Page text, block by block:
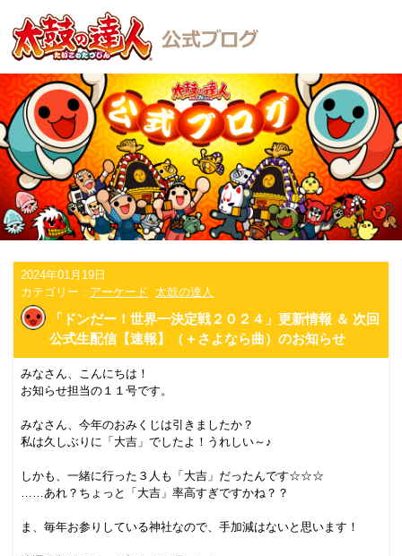
2024年01月19日
カテゴリー : アーケード 太鼓の達人
「ドンだー！世界一決定戦２０２４」更新情報 ＆ 次回
公式生配信【速報】（＋さよなら曲）のお知らせ
みなさん、こんにちは！
お知らせ担当の１１号です。
みなさん、今年のおみくじは引きましたか？
私は久しぶりに「大吉」でしたよ！うれしい～♪
しかも、一緒に行った３人も「大吉」だったんです☆☆☆
……あれ？ちょっと「大吉」率高すぎですかね？？
ま、毎年お参りしている神社なので、手加減はないと思います！